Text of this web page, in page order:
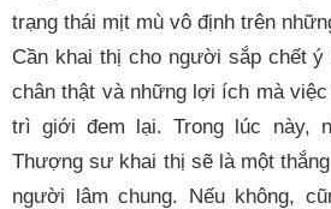
trạng thái mịt mù vô định trên
Cần khai thị cho người sắp chết
chân thật và những lợi ích mà
trì giới đem lại. Trong lúc này,
Thượng sư khai thị sẽ là một
người lâm chung. Nếu không,